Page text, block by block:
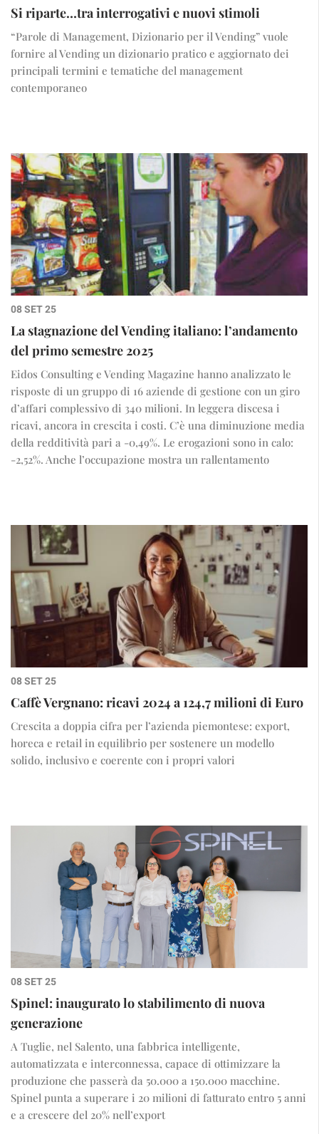
Si riparte…tra interrogativi e nuovi stimoli
“Parole di Management, Dizionario per il Vending” vuole
fornire al Vending un dizionario pratico e aggiornato dei
principali termini e tematiche del management
contemporaneo
08 SET 25
La stagnazione del Vending italiano: l’andamento
del primo semestre 2025
Eidos Consulting e Vending Magazine hanno analizzato le
risposte di un gruppo di 16 aziende di gestione con un giro
d’affari complessivo di 340 milioni. In leggera discesa i
ricavi, ancora in crescita i costi. C’è una diminuzione media
della redditività pari a -0,49%. Le erogazioni sono in calo:
-2,52%. Anche l’occupazione mostra un rallentamento
08 SET 25
Caffè Vergnano: ricavi 2024 a 124,7 milioni di Euro
Crescita a doppia cifra per l’azienda piemontese: export,
horeca e retail in equilibrio per sostenere un modello
solido, inclusivo e coerente con i propri valori
08 SET 25
Spinel: inaugurato lo stabilimento di nuova
generazione
A Tuglie, nel Salento, una fabbrica intelligente,
automatizzata e interconnessa, capace di ottimizzare la
produzione che passerà da 50.000 a 150.000 macchine.
Spinel punta a superare i 20 milioni di fatturato entro 5 anni
e a crescere del 20% nell’export